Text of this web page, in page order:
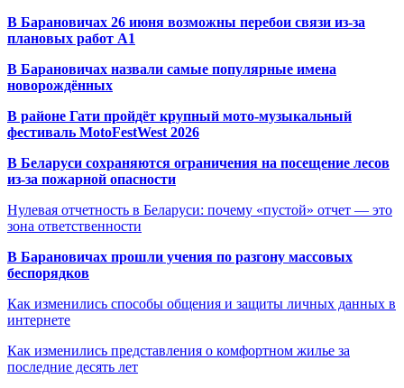
В Барановичах 26 июня возможны перебои связи из-за
плановых работ A1
В Барановичах назвали самые популярные имена
новорождённых
В районе Гати пройдёт крупный мото-музыкальный
фестиваль MotoFestWest 2026
В Беларуси сохраняются ограничения на посещение лесов
из-за пожарной опасности
Нулевая отчетность в Беларуси: почему «пустой» отчет — это
зона ответственности
В Барановичах прошли учения по разгону массовых
беспорядков
Как изменились способы общения и защиты личных данных в
интернете
Как изменились представления о комфортном жилье за
последние десять лет